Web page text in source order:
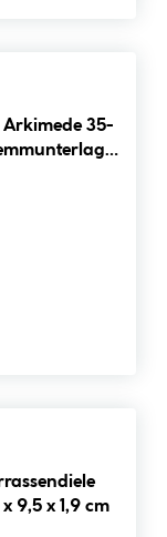
35-
9,5 x 1,9 cm